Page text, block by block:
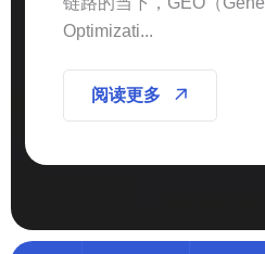
Optimizati...
阅读更多